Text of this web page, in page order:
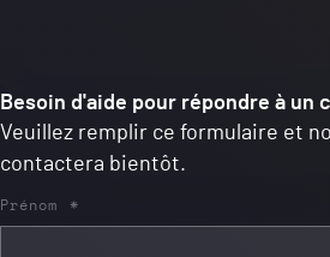
Besoin d'aide pour répondre à
Veuillez remplir ce formulaire et
contactera bientôt.
*
Prénom